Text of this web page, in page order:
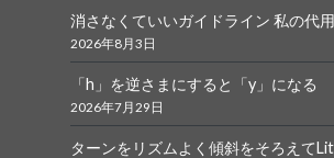
消さなくていいガイドライン 私の代
2026年8月3日
「h」を逆さまにすると「y」になる
2026年7月29日
ターンをリズムよく傾斜をそろえて